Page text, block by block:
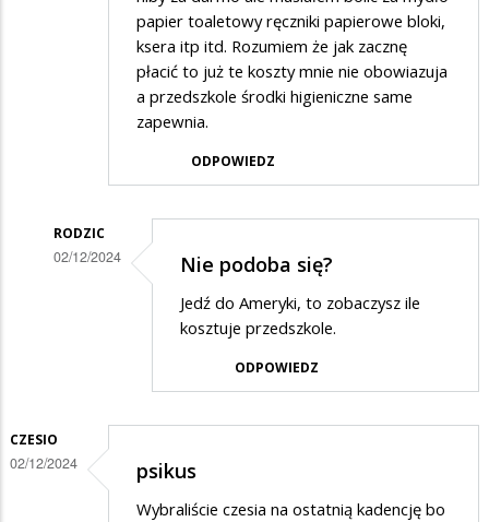
papier toaletowy ręczniki papierowe bloki,
ksera itp itd. Rozumiem że jak zacznę
płacić to już te koszty mnie nie obowiazuja
a przedszkole środki higieniczne same
zapewnia.
ODPOWIEDZ
RODZIC
02/12/2024
na
Nie podoba się?
Jedź do Ameryki, to zobaczysz ile
kosztuje przedszkole.
ODPOWIEDZ
CZESIO
02/12/2024 psikus
Wybraliście czesia na ostatnią kadencję bo